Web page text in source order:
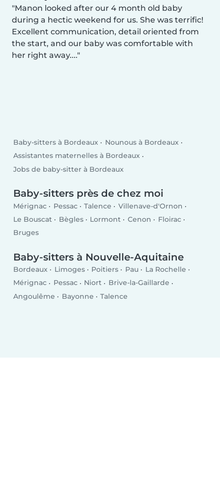
Manon looked after our 4 month old baby
during a hectic weekend for us. She was terrific!
Excellent communication, detail oriented from
the start, and our baby was comfortable with
her right away....
Baby-sitters à Bordeaux
Nounous à Bordeaux
Assistantes maternelles à Bordeaux
Jobs de baby-sitter à Bordeaux
Baby-sitters près de chez moi
Mérignac Pessac Talence
Villenave-d'Ornon
Le Bouscat
Bègles Lormont Cenon
Floirac
Bruges
Baby-sitters à Nouvelle-Aquitaine
Bordeaux Limoges Poitiers Pau
La Rochelle
Mérignac
Pessac Niort
Brive-la-Gaillarde
Angoulême
Bayonne Talence